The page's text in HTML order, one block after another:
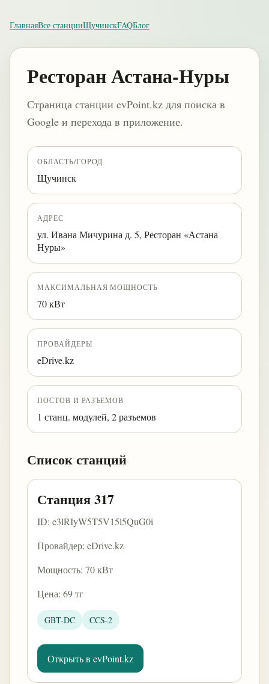
ГлавнаяВсе станцииЩучинскFAQБлог
Ресторан Астана-Нуры
Страница станции evPoint.kz для поиска в
Google и перехода в приложение.
ОБЛАСТЬ/ГОРОД
Щучинск
АДРЕС
ул. Ивана Мичурина д. 5, Ресторан «Астана
Нуры»
МАКСИМАЛЬНАЯ МОЩНОСТЬ
70 кВт
ПРОВАЙДЕРЫ
eDrive.kz
ПОСТОВ И РАЗЪЕМОВ
1 станц. модулей, 2 разъемов
Список станций
Станция 317
ID: e3lRIyW5T5V15l5QuG0i
Провайдер: eDrive.kz
Мощность: 70 кВт
Цена: 69 тг
GBT-DC CCS-2
Открыть в evPoint.kz